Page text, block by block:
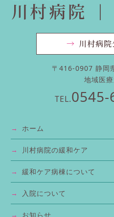
ーが受け入れられない
でも本サイトの利用を
本ウェブサイトにお
1.本ウェブサイトでは
サービス等を利用され
・エントリーフォーム
2.取得される個人情報に
があげられます。
・メールアドレス
・エントリーフォーム
3.取得された個人情報
→ 川村病院
〒416-0907 静岡
地域医
TEL.0545-
→ ホーム
→ 川村病院の緩和ケア
→ 緩和ケア病棟について
→ 入院について
→ お知らせ